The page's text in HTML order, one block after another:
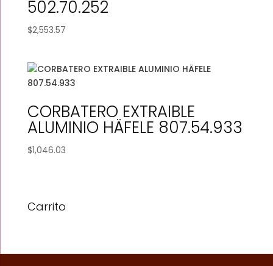
502.70.252
$2,553.57
CORBATERO EXTRAIBLE
ALUMINIO HÄFELE 807.54.933
$1,046.03
Carrito